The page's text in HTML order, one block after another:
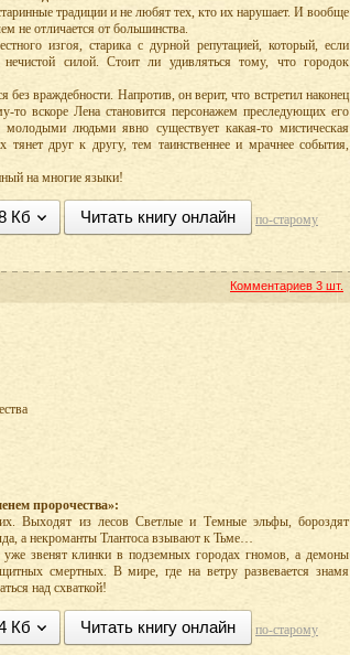
традиции и не любят тех, кто их нарушает. И вообще
не отличается от большинства.
изгоя, старика с дурной репутацией, который, если
силой. Стоит ли удивляться тому, что городок
враждебности. Напротив, он верит, что встретил наконец
вскоре Лена становится персонажем преследующих его
людьми явно существует какая-то мистическая
тянет друг к другу, тем таинственнее и мрачнее события,
на многие языки!
Кб Читать книгу онлайн по-старому
Комментариев 3 шт.
пророчества»:
Выходят из лесов Светлые и Темные эльфы, бороздят
а некроманты Тлантоса взывают к Тьме…
звенят клинки в подземных городах гномов, а демоны
смертных. В мире, где на ветру развевается знамя
над схваткой!
Кб Читать книгу онлайн по-старому